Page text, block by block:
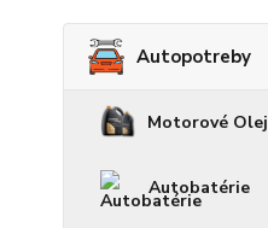
Autopotreby
Motorové
Autobatérie